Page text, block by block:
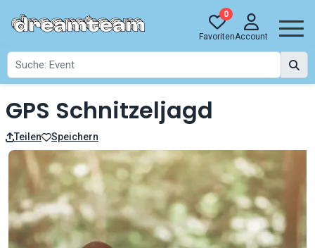
0
FavoritenAccount
GPS Schnitzeljagd
Teilen Speichern